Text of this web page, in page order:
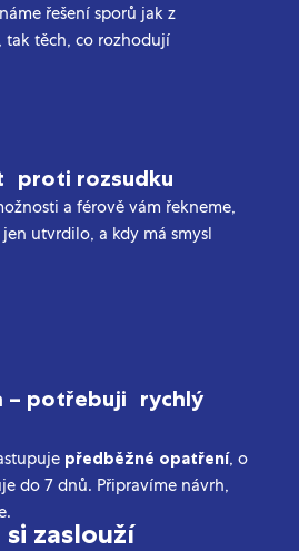
zaslouží
řešení sporů jak z
tak těch, co rozhodují
proti rozsudku
a férově vám řekneme,
utvrdilo, a kdy má smysl
– potřebuji rychlý
předběžné opatření, o
do 7 dnů. Připravíme návrh,